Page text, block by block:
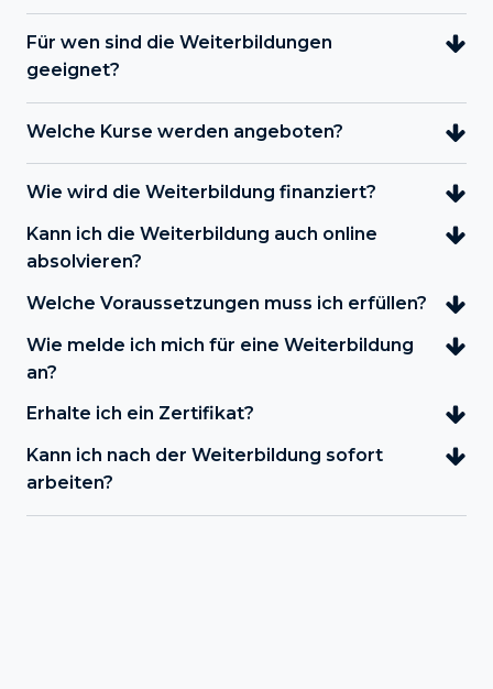
Für wen sind die Weiterbildungen
geeignet?
Welche Kurse werden angeboten?
Wie wird die Weiterbildung finanziert?
Kann ich die Weiterbildung auch online
absolvieren?
Welche Voraussetzungen muss ich erfüllen?
Wie melde ich mich für eine Weiterbildung
an?
Erhalte ich ein Zertifikat?
Kann ich nach der Weiterbildung sofort
arbeiten?